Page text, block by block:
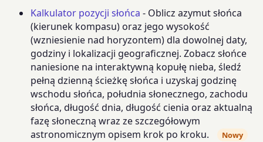
Kalkulator pozycji słońca - Oblicz azymut słońca
(kierunek kompasu) oraz jego wysokość
(wzniesienie nad horyzontem) dla dowolnej daty,
godziny i lokalizacji geograficznej. Zobacz słońce
naniesione na interaktywną kopułę nieba, śledź
pełną dzienną ścieżkę słońca i uzyskaj godzinę
wschodu słońca, południa słonecznego, zachodu
słońca, długość dnia, długość cienia oraz aktualną
fazę słoneczną wraz ze szczegółowym
astronomicznym opisem krok po kroku.
Nowy